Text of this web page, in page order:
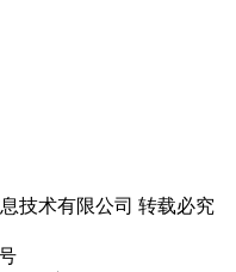
技术有限公司 转载必究